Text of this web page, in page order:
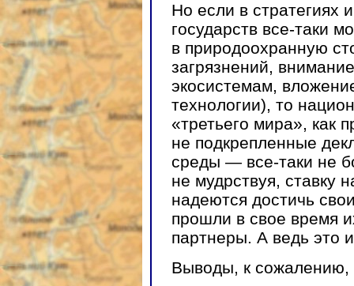
Но если в стратегиях
государств все-таки
в природоохранную
загрязнений,
экосистемам,
технологии), то
«третьего мира», как
не подкрепленные
среды — все-таки не
не мудрствуя, ставку
надеются достичь
прошли в свое время
партнеры. А ведь это
Выводы, к